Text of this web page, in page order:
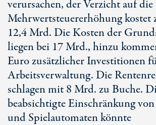
verursachen, der Verzicht auf die
Mehrwertsteuererhöhung kostet
12,4 Mrd. Die Kosten der
liegen bei 17 Mrd., hinzu
Euro zusätzlicher Investitionen
Arbeitsverwaltung. Die
schlagen mit 8 Mrd. zu Buche.
beabsichtigte Einschränkung
und Spielautomaten könnte